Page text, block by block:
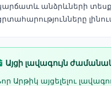
անձրևների
Այցի լավագույն
Արթիկ այցելելու